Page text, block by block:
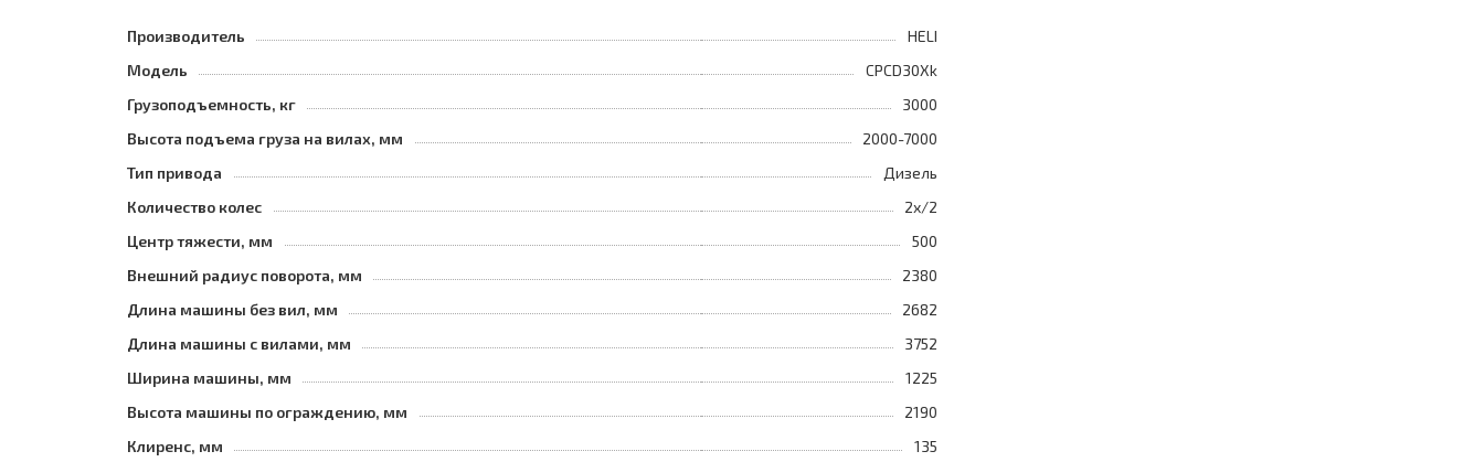
Производитель
HELI
Модель
CPCD30Xk
Грузоподъемность, кг
3000
Высота подъема груза на вилах, мм
2000-7000
Тип привода
Дизель
Количество колес
2х/2
Центр тяжести, мм
500
Внешний радиус поворота, мм
2380
Длина машины без вил, мм
2682
Длина машины с вилами, мм
3752
Ширина машины, мм
1225
Высота машины по ограждению, мм
2190
Клиренс, мм
135